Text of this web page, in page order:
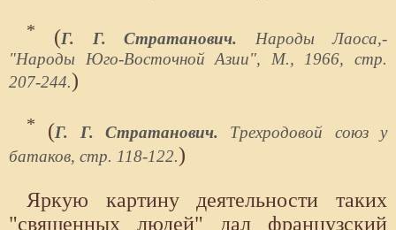
* (Г. Г. Стратанович. Народы Лаоса,-
"Народы Юго-Восточной Азии", М., 1966, стр.
207-244.)
* (Г. Г. Стратанович. Трехродовой союз у
батаков, стр. 118-122.)
Яркую картину деятельности таких
"священных людей" дал французский